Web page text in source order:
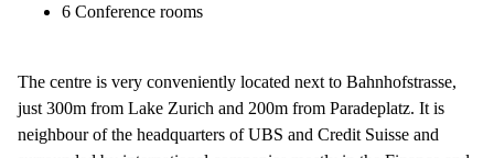
6 Conference rooms
The centre is very conveniently located next to Bahnhofstrasse,
just 300m from Lake Zurich and 200m from Paradeplatz. It is
neighbour of the headquarters of UBS and Credit Suisse and